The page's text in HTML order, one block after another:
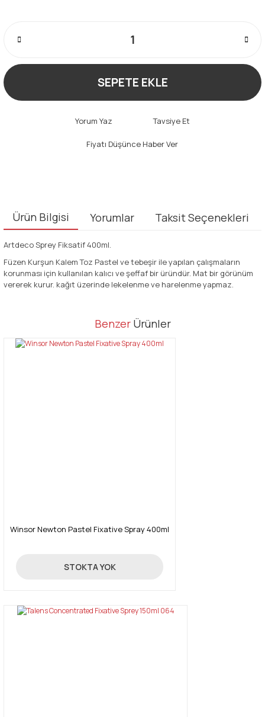
SEPETE EKLE
Yorum Yaz Tavsiye Et
Fiyatı Düşünce Haber Ver
Ürün Bilgisi Yorumlar Taksit Seçenekleri
Artdeco Sprey Fiksatif 400ml.
Füzen Kurşun Kalem Toz Pastel ve tebeşir ile yapılan çalışmaların
korunması için kullanılan kalıcı ve şeffaf bir üründür. Mat bir görünüm
vererek kurur. kağıt üzerinde lekelenme ve harelenme yapmaz.
Bu ürüne ilk yorumu siz yapın!
Bu ürünün fiyat bilgisi, resim, ürün açıklamalarında ve diğer
tarafımıza iletebilirsiniz.
Gönder
Benzer Ürünler
Winsor Newton Pastel Fixative Spray 400ml
1.099,00 TL
STOKTA YOK